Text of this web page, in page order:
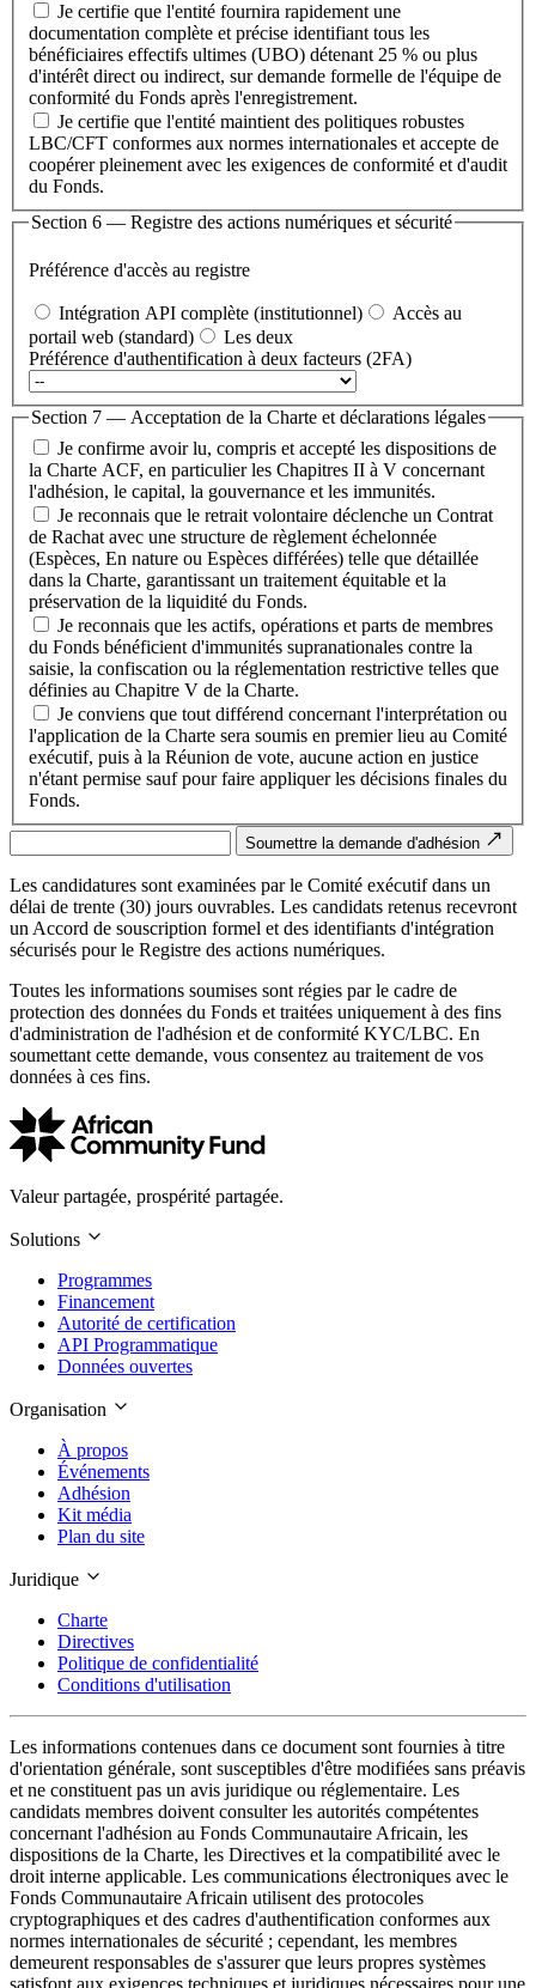
Je certifie que l'entité fournira rapidement une
documentation complète et précise identifiant tous les
bénéficiaires effectifs ultimes (UBO) détenant 25 % ou plus
d'intérêt direct ou indirect, sur demande formelle de l'équipe de
conformité du Fonds après l'enregistrement.
Je certifie que l'entité maintient des politiques robustes
LBC/CFT conformes aux normes internationales et accepte de
coopérer pleinement avec les exigences de conformité et d'audit
du Fonds.
Section 6 — Registre des actions numériques et sécurité
Préférence d'accès au registre
Intégration API complète (institutionnel)
Accès au
portail web (standard)
Les deux
Préférence d'authentification à deux facteurs (2FA)
Section 7 — Acceptation de la Charte et déclarations légales
Je confirme avoir lu, compris et accepté les dispositions de
la Charte ACF, en particulier les Chapitres II à V concernant
l'adhésion, le capital, la gouvernance et les immunités.
Je reconnais que le retrait volontaire déclenche un Contrat
de Rachat avec une structure de règlement échelonnée
(Espèces, En nature ou Espèces différées) telle que détaillée
dans la Charte, garantissant un traitement équitable et la
préservation de la liquidité du Fonds.
Je reconnais que les actifs, opérations et parts de membres
du Fonds bénéficient d'immunités supranationales contre la
saisie, la confiscation ou la réglementation restrictive telles que
définies au Chapitre V de la Charte.
Je conviens que tout différend concernant l'interprétation ou
l'application de la Charte sera soumis en premier lieu au Comité
exécutif, puis à la Réunion de vote, aucune action en justice
n'étant permise sauf pour faire appliquer les décisions finales du
Fonds.
Soumettre la demande d'adhésion
Les candidatures sont examinées par le Comité exécutif dans un
délai de trente (30) jours ouvrables. Les candidats retenus recevront
un Accord de souscription formel et des identifiants d'intégration
sécurisés pour le Registre des actions numériques.
Toutes les informations soumises sont régies par le cadre de
protection des données du Fonds et traitées uniquement à des fins
d'administration de l'adhésion et de conformité KYC/LBC. En
soumettant cette demande, vous consentez au traitement de vos
données à ces fins.
Valeur partagée, prospérité partagée.
Solutions
Programmes
Financement
Autorité de certification
API Programmatique
Données ouvertes
Organisation
À propos
Événements
Adhésion
Kit média
Plan du site
Juridique
Charte
Directives
Politique de confidentialité
Conditions d'utilisation
Les informations contenues dans ce document sont fournies à titre
d'orientation générale, sont susceptibles d'être modifiées sans préavis
et ne constituent pas un avis juridique ou réglementaire. Les
candidats membres doivent consulter les autorités compétentes
concernant l'adhésion au Fonds Communautaire Africain, les
dispositions de la Charte, les Directives et la compatibilité avec le
droit interne applicable. Les communications électroniques avec le
Fonds Communautaire Africain utilisent des protocoles
cryptographiques et des cadres d'authentification conformes aux
normes internationales de sécurité ; cependant, les membres
demeurent responsables de s'assurer que leurs propres systèmes
satisfont aux exigences techniques et juridiques nécessaires pour une